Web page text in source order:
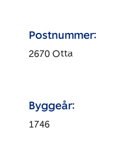
Postnummer:
2670 Otta
Byggeår:
1746